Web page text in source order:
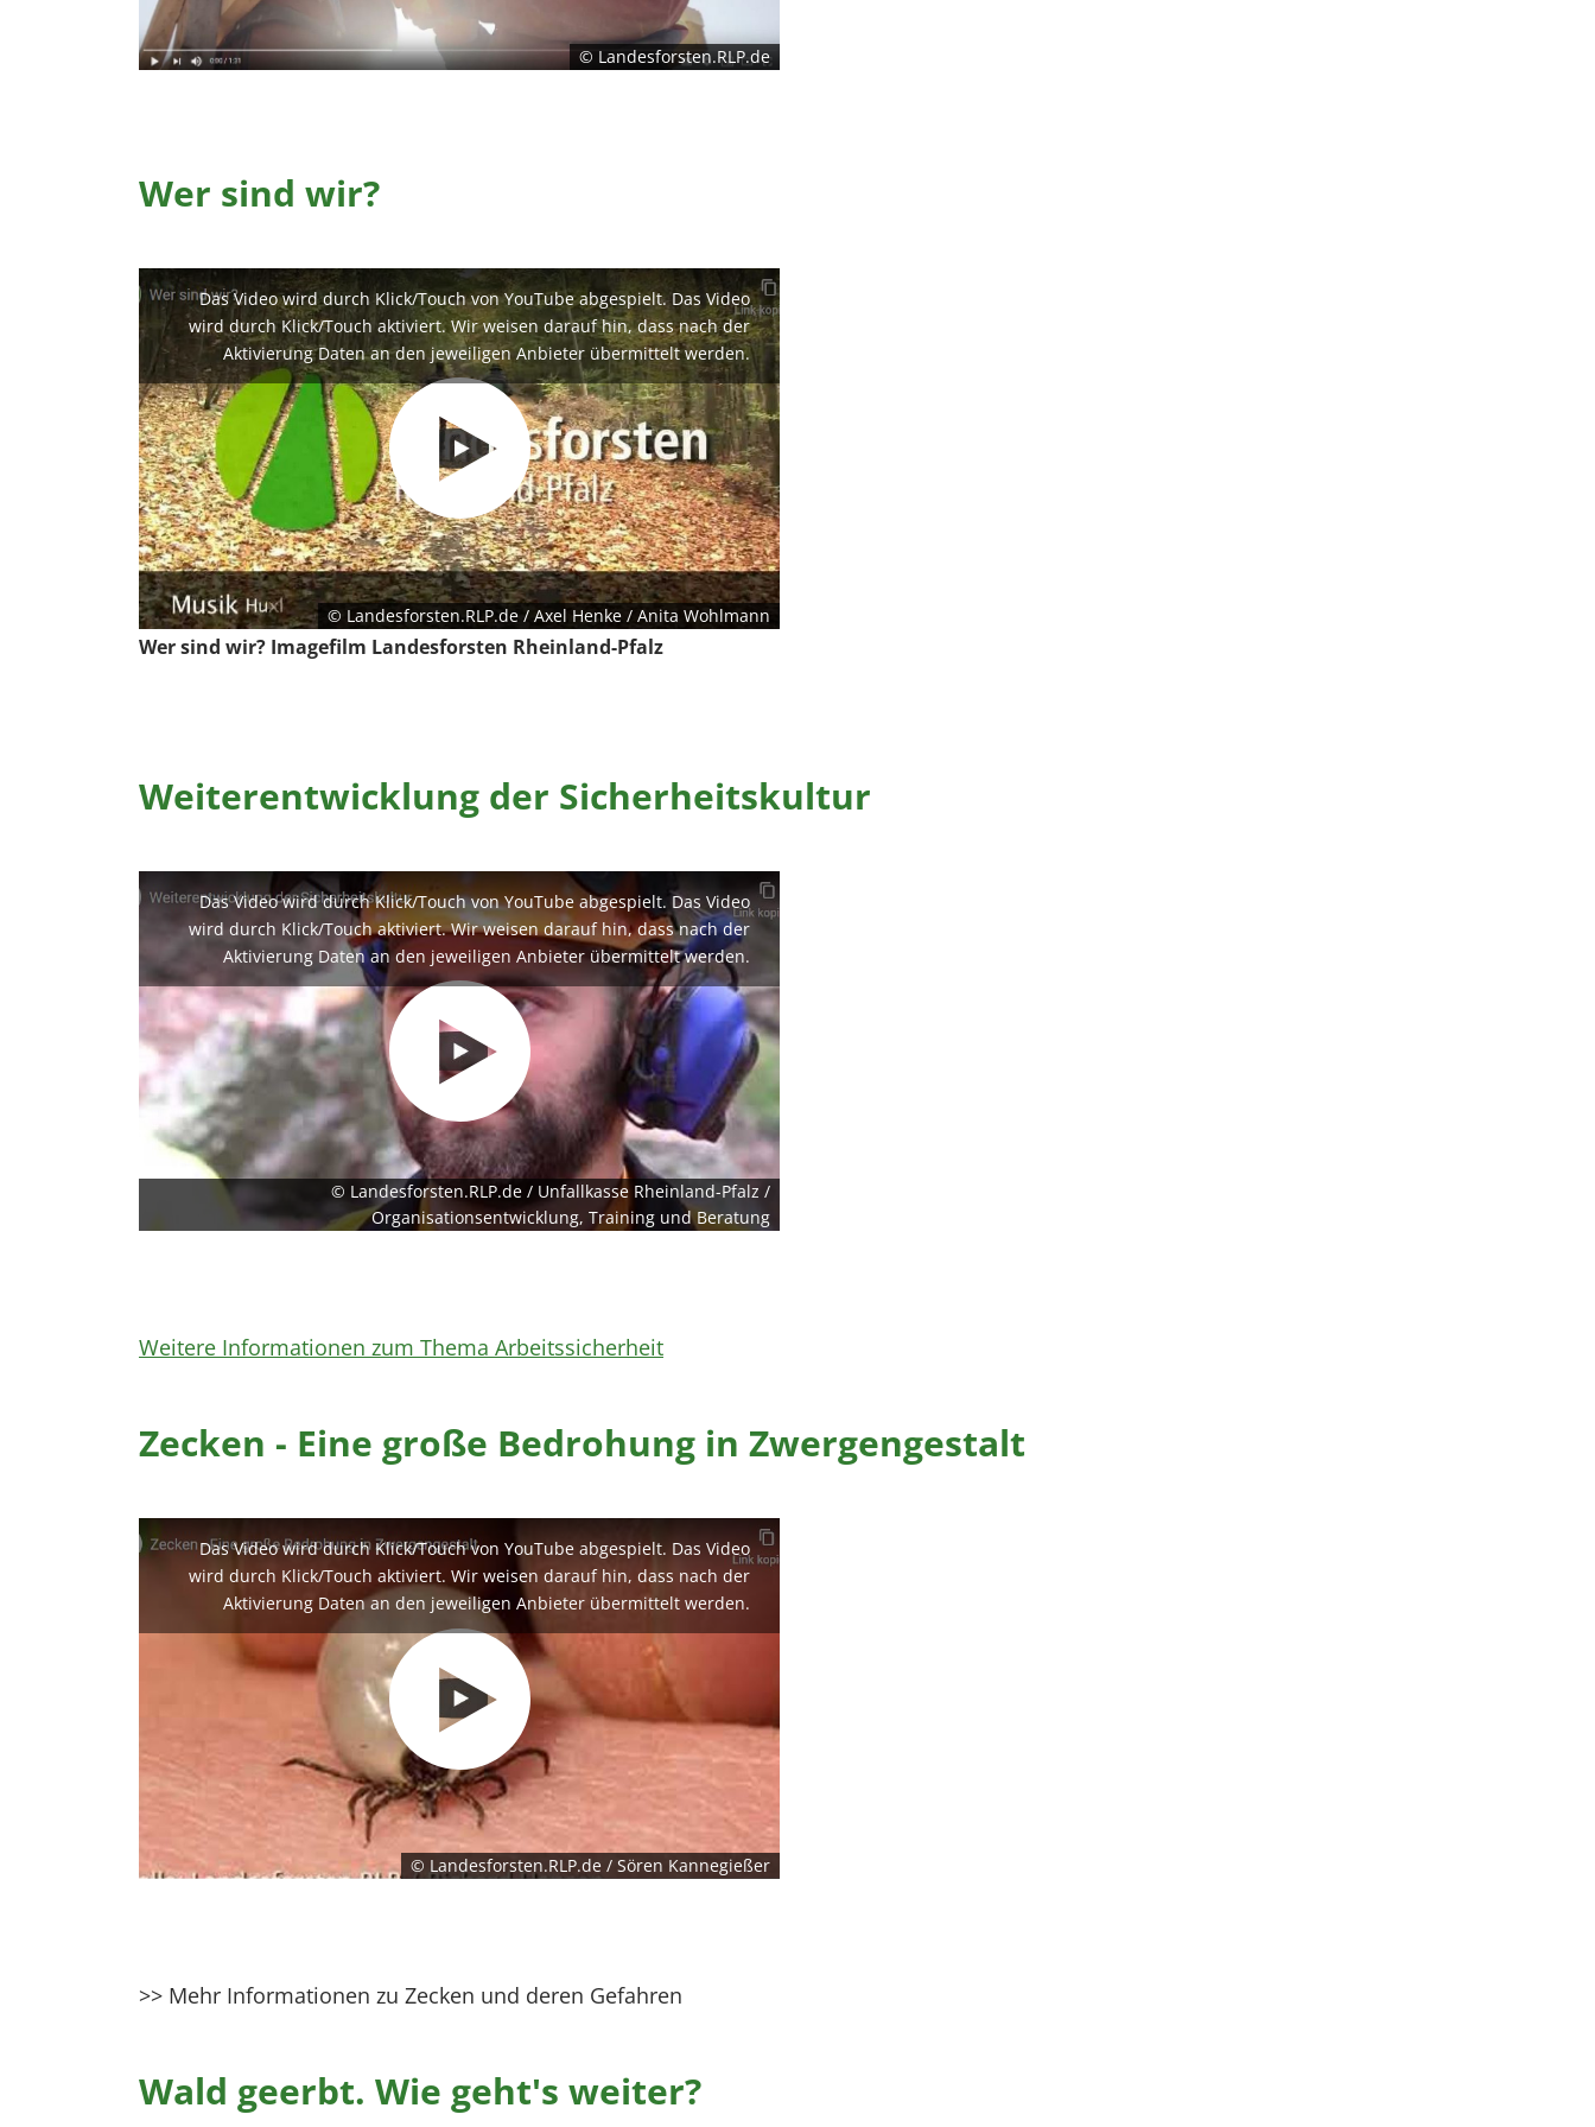
© Landesforsten.RLP.de
Wer sind wir?
Das Video wird durch Klick/Touch von YouTube abgespielt. Das Video
wird durch Klick/Touch aktiviert. Wir weisen darauf hin, dass nach der
Aktivierung Daten an den jeweiligen Anbieter übermittelt werden.
© Landesforsten.RLP.de / Axel Henke / Anita Wohlmann
Wer sind wir? Imagefilm Landesforsten Rheinland-Pfalz
Weiterentwicklung der Sicherheitskultur
Das Video wird durch Klick/Touch von YouTube abgespielt. Das Video
wird durch Klick/Touch aktiviert. Wir weisen darauf hin, dass nach der
Aktivierung Daten an den jeweiligen Anbieter übermittelt werden.
© Landesforsten.RLP.de / Unfallkasse Rheinland-Pfalz /
Organisationsentwicklung, Training und Beratung
Weitere Informationen zum Thema Arbeitssicherheit
Zecken - Eine große Bedrohung in Zwergengestalt
Das Video wird durch Klick/Touch von YouTube abgespielt. Das Video
wird durch Klick/Touch aktiviert. Wir weisen darauf hin, dass nach der
Aktivierung Daten an den jeweiligen Anbieter übermittelt werden.
© Landesforsten.RLP.de / Sören Kannegießer
>> Mehr Informationen zu Zecken und deren Gefahren
Wald geerbt. Wie geht's weiter?
EXTERNE MEDIEN
Um Inhalte von Videoplattformen und Social Media
YouTube